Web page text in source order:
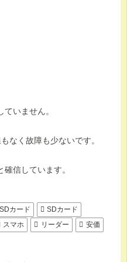
いません。
なく故障も少ないです。
信しています。
カード
SDカード
スマホ リーダー
安価